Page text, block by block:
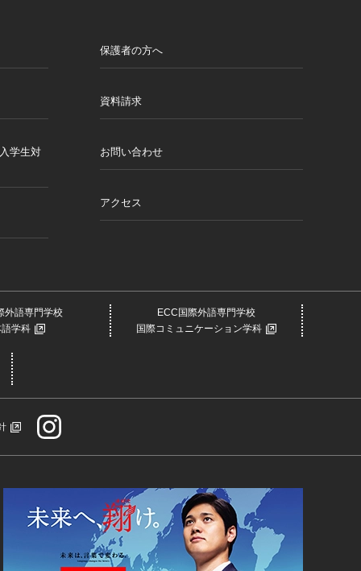
学生対
保護者の方へ
資料請求
お問い合わせ
アクセス
外語専門学校
学科
ECC国際外語専門学校
国際コミュニケーション学科